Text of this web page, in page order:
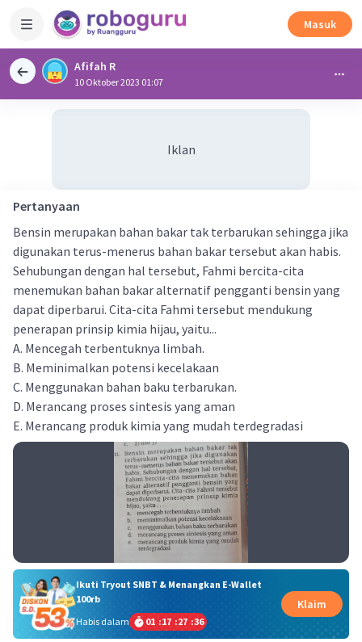
Masuk
Afifah R
10 Oktober 2023 01:07
Iklan
Pertanyaan
Bensin merupakan bahan bakar tak terbarukan sehingga jika
digunakan terus-menerus bahan bakar tersebut akan habis.
Sehubungan dengan hal tersebut, Fahmi bercita-cita
menemukan bahan bakar alternatif pengganti bensin yang
dapat diperbarui. Cita-cita Fahmi tersebut mendukung
penerapan prinsip kimia hijau, yaitu...
A. Mencegah terbentuknya limbah.
B. Meminimalkan potensi kecelakaan
C. Menggunakan bahan baku terbarukan.
D. Merancang proses sintesis yang aman
E. Merancang produk kimia yang mudah terdegradasi
Ikuti Tryout SNBT & Menangkan E-Wallet
100rb
Habis dalam
01 :17 :27 :35
Klaim